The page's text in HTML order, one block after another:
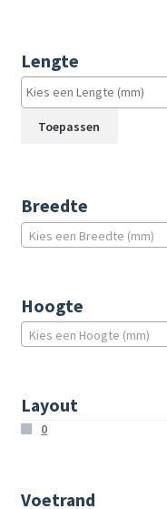
Lengte
Toepassen
Breedte
Kies een Breedte (mm)
Hoogte
Kies een Hoogte (mm)
Layout
0
Voetrand